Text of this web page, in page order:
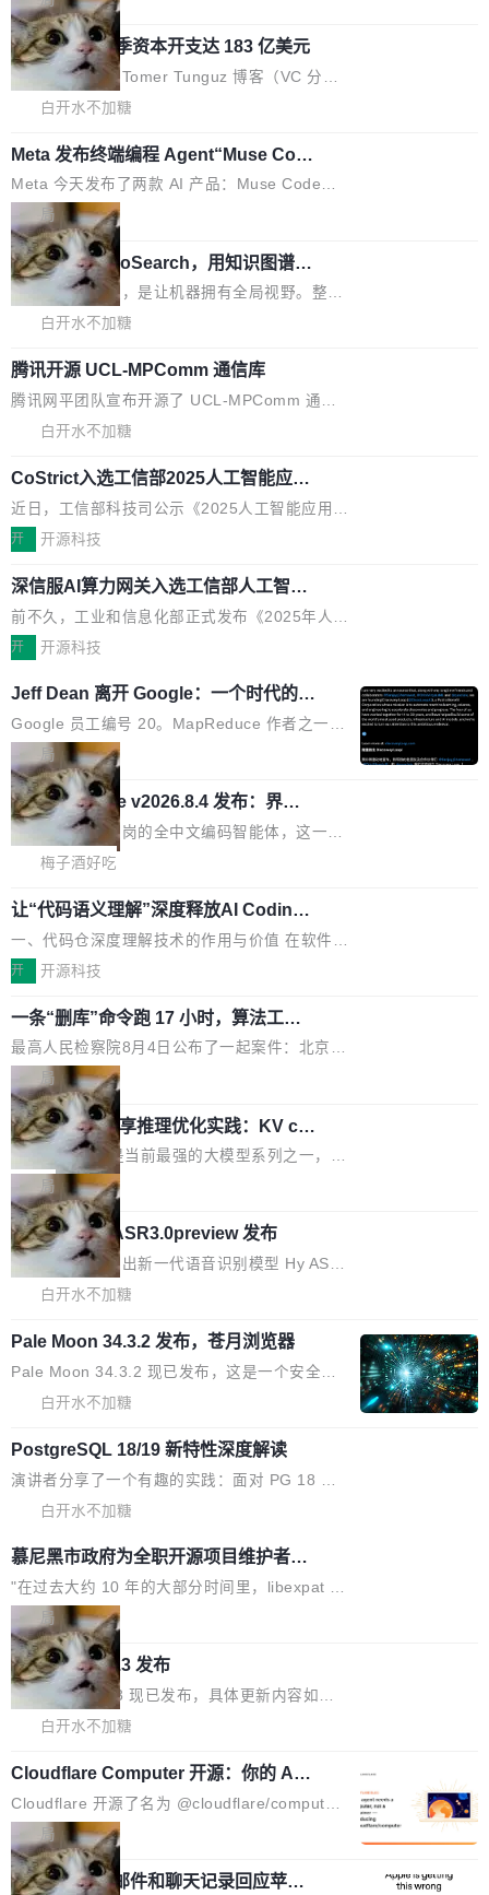
l 迁移或唤醒时，新宿主从 S3 恢复 SQLite 数据
库继续执行。存储库是持久化的唯一真相...
te 17 Pro、OPPO K15，要么是vivo X300 E这
样的次旗舰。 Galaxy Z Fold8 Ultra / Z Fold8 /
Z Flip8三款折叠屏新机均在7月22日发布，且全
本控制系统。目前处于 Early Access 阶段。 De
ltaDB 的核心思路直接写在 landing page 最显
眼的位置：「Software is made between com
mits」——软件是在 commit 之间写出来的。git
——打字、删改、试错、agent 对话——都在 co
mmit 之间的空隙里丢失了。 DeltaDB 要做的就
是把这段空隙补上。 回退到任何一次编辑：Delt
aDB 捕获 commit 之间的每一次操作，...
SpaceXAI 单季资本开支达 183 亿美元
根据风险投资人Tomer Tunguz 博客（VC 分
析）披露的最新分析与第二季度业绩报告，Spac
元。其中，绝大部分资金被直接用于 AI 领域，
金额高达158.3亿美元，这一单项投入已经逼近
微软同期总资本开支的四成。 与亚马逊、Alpha
bet、微软以及 Meta 等传统科技巨头相比，Spa
ceXAI的资金消耗速度尤为引人瞩目。然而，支
撑庞大支出的资金来源却呈现出截然不同的面
貌。数据显示，微软和 Meta 主要依托充沛的经
别达到155% 和106%;而SpaceXAI的经营现金
流仅能覆盖资本开支的12...
白开水不加糖
Meta 发布终端编程 Agent“Muse Cod
e” 和 Muse Spark 1.2 模型
Meta 今天发布了两款 AI 产品：Muse Code，
一个在终端里运行的编程 agent；Muse Spark
1.2，驱动这个 agent 的新模型。一句话概括：
你可以用 curl -fsSL https://dev.meta.ai/install.
sh | bash 安装一个能在大项目里自动规划、写
代码、验证结果的 AI 终端工具。 据介绍，Muse
已有的终端编程 agent 在设计理念上有几个明显
的差异点。 异步后台 agent：Muse Code 有一
个主 agent 循环，外加一组后台 agent。这些后
局
美团开源 LoHoSearch，用知识图谱校
准 AI 能力认知
机器出题的前提，是让机器拥有全局视野。整个
构建流程可以分为四个环节：建图 → 控制难度
白开水不加糖
腾讯开源 UCL-MPComm 通信库
腾讯网平团队宣布开源了 UCL-MPComm 通信
库，并将作为transport接入Mooncake TENT。
求进行了深度优化，能够实现数据中心内大规模
计算节点间多种内存类型的高性能通信。 UCL-
MPComm将作为一种传输引擎接入Mooncake T
传输性能最高提升5倍。UCL-MPComm底层基
于自研UCL-Engine通信引擎，后续腾讯网平将
持续开源更多基于UCL-Engine的高性能通信组
件。 腾讯网平团队在UCL-MPComm中实现了一
个独立于业务线程的全局通信引擎（Engine），
并实...
白开水不加糖
CoStrict入选工信部2025人工智能应用
典型案例
近日，工信部科技司公示《2025人工智能应用典
型案例入选名单》，深信服“面向企业研发场景的
创新与落地成效成功入选。 全链路私有化部署，
助力企业AI研发安全落地 当前，越来越多企业已
经开始引入 AI Coding 工具，通过调用公有云模
Coding 从个人辅助工具逐步走向团队级、组织
级应用，企业在规模化落地过程中，对安全性、
可控性和代码质量提出了更高要求。 首先是数据
安全与合规要求。对于大多数普通研发场景，公
有云模型能够满足快速试用和效率提升的需求。
但对于金融、能源、医疗等对数据安全要求较...
开 开源科技
深信服AI算力网关入选工信部人工智能
应用典型案例！
前不久，工业和信息化部正式发布《2025年人工
智能应用典型案例名单》，集中展示人工智能在
产品应用、支撑保障、专题等五大方向。深信服
AI算力网关（AI创新平台）成功入选！ 随着各行
各业的Agent走向规模化建设，算力构成形态逐
渐丰富，用户关注的重点也在发生变化：不只是
让AI用起来，还要进一步看清混合算力时代下，
Token花在哪里、算力是否被充分利用，以及持
续增长的AI成本该如何优化。 深信服AI算力网关
理两个方面，让用户的每一份算力都看得清、管
得住、用得稳、省得下、更安全！ 一、从现在开
始，Token使用一目...
开 开源科技
Jeff Dean 离开 Google：一个时代的结
束，一个实验室的开始
Google 员工编号 20。MapReduce 作者之一。
Bigtable 作者之一。TensorFlow 的作者之一。
Gemini 的架构师。Google 首席科学家。 Jeff D
ean 在 Google 工作了 27 年后，宣布离职。 他
不是一个人走。一同离开的还有 Sanjay Ghema
wat（Google 员工编号 23，Jeff Dean 二十多
作者）、Quoc Le（Google 大脑核心成员，Se
q2Seq 和 DocAI 的共同发明人）以及 Oriol Vin
yals（Gemini 联合负责人，AlphaSta...
局
🔥 SolonCode v2026.8.4 发布：界面
字体可调、22 种语言、记忆搜索增强
打开终端就能上岗的全中文编码智能体，这一轮
把「看得清、用母语、记得住」三件事一次补
耳科技研发的企业级终端编码智能体——一位全
中文驱动的数字员工，自主理解需求、规划步
骤、编写代码。不挑模型、不挑平台，curl 一行
装完即用。 开源地址：Gitee · GitCode · GitHu
b 安装 支持 Java 8+（8~26）、macOS / Linu
x / Windows / Harmony PC。 # macOS / Linu
x / Harmony PC curl -fsSL https://solon.noea
r.org/solon...
梅子酒好吃
让“代码语义理解”深度释放AI Coding
价值潜能：华为云码道（CodeArts）
代码仓技术解析
一、代码仓深度理解技术的作用与价值 在软件工
程实践中，代码仓是企业核心知识资产的主要载
个文件，其规模远超单次模型调用可承载的上下
文窗口。随着项目规模的持续扩张与代码历史的
不断累积，代码仓中的模块关系、接口契约、业
务逻辑等关键信息往往分散于数十乃至数百个文
件之中，形成高度复杂的知识关联网络。传统的
代码检索手段（如关键词匹配、目录遍历）仅能
在语法层面完成文本定位，难以触及代码的语义
内涵与结构关联，导致开发者使用代码智能体在
理解大规模代码仓时面临显著"代码仓理解"瓶
颈。 代码仓深度理解服务（以下简称" CodeBas
e深度理解服务"）是华为云码道（CodeA...
开 开源科技
一条“删库”命令跑 17 小时，算法工程
师删光 89TB 数据只为干私活
最高人民检察院8月4日公布了一起案件：北京一
名90后算法工程师王某，为了给自己接的私活腾
服务器空间，删光了公司AI游戏部门的全部核心
数据。 王某2024年1月入职东城区某科技公司AI
短剧部门，有互联网大厂背景。在公司内部架构
调整期间，部门三次通知全员将数据从A集群迁
移到B集群，王某都回复了"收到"。 他没有迁移
数据。2024年9月3日下午4点，他使用此前登录
的账号密码进入A集群，输入了一条被程序员圈
称为"删库跑路"的命令——最高管理员权限、无
发现异常并中止进程时，89TB数据已经没了。
删掉的是AI游戏部门的全部开发文件，包括公司
局
Cloudflare 分享推理优化实践：KV ca
che 量化 + 权重压缩，吞吐量提升 4
1%，成本降 30%
Kimi 和 GLM 是当前最强的大模型系列之一，但
它们有一个共同的问题：太吃显存了。月之暗面
的 Kimi K 系列和智谱的 GLM 都是长上下文、M
oE 架构的大模型，好用到让人上瘾，但 GPU 显
存永远不够用。 Cloudflare 的 Workers AI 团队
一直在跑这些模型的推理。他们在官方博客上发
PU 上跑得更省、更快的技术手段——KV cache
量化、模型权重压缩、以及共享 KV cache 的完
整性保护。效果是：吞吐量提升 41%，每 token
存 KV cache 是推理时最吃显...
局
腾讯混元 Hy ASR3.0preview 发布
腾讯混元正式推出新一代语音识别模型 Hy ASR
3.0preview。基于最新一代大语言模型 Hy3 的
度语义理解能力，实现了语音识别能力的全面升
级。 根据介绍，Hy ASR3.0preview 目标在于：
让语音识别不再只是听清，而是真正听懂。通过
到你。从“逐字转写、单点优化”演进为“理解语
境、兼容场景、一键直出”。 Hy ASR 3.0 previe
w 不要求标准普通话，方言识别覆盖粤语、吴语
源评测集中，Hy ASR 3.0 preview 在多语种的
WER（...
白开水不加糖
Pale Moon 34.3.2 发布，苍月浏览器
Pale Moon 34.3.2 现已发布，这是一个安全更
新和少量网页兼容性修复版本。 Changes/fixe
函数添加了多项边界检查，以避免潜在的越界访
问、下溢和溢出。（DiD） 修复了加载和解析内
容提供的字体时出现的几个问题 为避免音频加
对音频采样频率设定了下限 采样率低于 8kHz
（通常被认为是 "telephone"/"walkie-talkie" 音
质的最低采样率）的音频格式将被拒绝 修复了 C
SS 圆角虚线样式中可能存在的问题 如果表单中
的图像元素不在同一个子树中，则它们将不再关
联 加...
白开水不加糖
PostgreSQL 18/19 新特性深度解读
演讲者分享了一个有趣的实践：面对 PG 18 已
发布的 Release Notes，他利用 AI 工具（如 Co
让模型总结出三十余条潜在特性，再逐条要求生
成详细解释和代码校验，最终筛选出对用户体感
最强的若干项。对于尚未正式发版的 PG 19，则
通过拉取过去一年内（从 PG 18 Beta1 时间点
至今）的所有 commit，同样交由 AI 分析提炼。
经过人工复核，准确度令人满意。这一方法也为
社区爱好者提供了高效跟踪新版本的思路。
白开水不加糖
慕尼黑市政府为全职开源项目维护者提
供资助
"在过去大约 10 年的大部分时间里，libexpat 的
维护工作一直与我的日常工作、家务、社交生活
和休闲娱乐竞争时间。" 这是 libexpat 维护者 S
ebastian Pipping 写在博客里的话。8 月 4 日，
他宣布了一个新消息：从 2026 年 8 月 1 日起，
他可以全职维护 libexpat 了，最长 6 个月。发
编写的流式 XML 解析器，MIT 许可证。和 libx
ml2 一样，它是世界上使用最广泛的 XML 解析
库之一。你的操作系统、浏览器、无数的基础设
施软件，很可能都在用它。而过去十年，维护它
的人一直在用业余...
局
Firefox 153.0.3 发布
Firefox 153.0.3 现已发布，具体更新内容如
下： New Smart Window 包含多项增强功能：
户查找历史记录和切换到已打开的标签页。（<a
href="https://bugzilla.mozilla.org/show_bug.c
gi?id=2019042">Bug&nbsp;2019042</a>）</l
i> <li>现在，助手可以直接使用 Exa 的网络搜索
结果回答问题，而无需将问题转交给搜索引擎。
白开水不加糖
Cloudflare Computer 开源：你的 Age
nt 需要一台电脑，而不是一个容器
Cloudflare 开源了名为 @cloudflare/computer
的 npm 包。项目的核心论点是：容器不适合 Ag
ent 计算。真正适合的，是 Isolate。 Cloudflare
工程师在这件事上没什么可谦虚的——他们用 W
局
OpenAI 公开邮件和聊天记录回应苹果